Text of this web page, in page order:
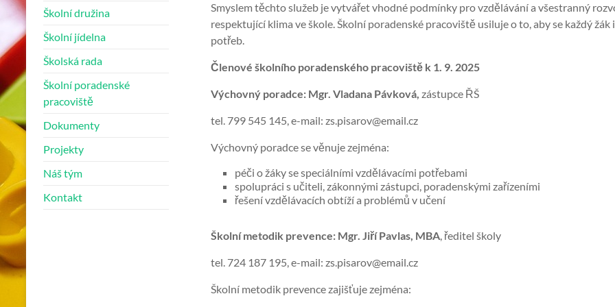
Smyslem těchto služeb je vytvářet vhodné podmínky pro vzdělávání a všestranný
respektující klima ve škole. Školní poradenské pracoviště usiluje o to, aby se každý
potřeb.
Členové školního poradenského pracoviště k 1. 9. 2025
Výchovný poradce: Mgr. Vladana Pávková, zástupce ŘŠ
tel. 799 545 145, e-mail: zs.pisarov@email.cz
Výchovný poradce se věnuje zejména:
péči o žáky se speciálními vzdělávacími potřebami
spolupráci s učiteli, zákonnými zástupci, poradenskými zařízeními
řešení vzdělávacích obtíží a problémů v učení
Školní metodik prevence: Mgr. Jiří Pavlas, MBA, ředitel školy
tel. 724 187 195, e-mail: zs.pisarov@email.cz
Školní metodik prevence zajišťuje zejména:
Školní družina
Školní jídelna
Školská rada
Školní poradenské
pracoviště
Dokumenty
Projekty
Náš tým
Kontakt